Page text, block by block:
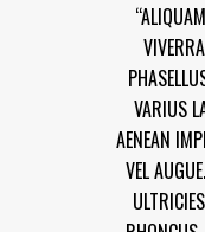
VARIUS
AENEAN
VEL